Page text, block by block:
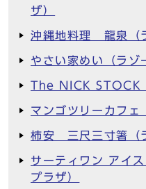
ザ）
沖縄地料理 龍泉（
やさい家めい（ラゾ
The NICK STOCK
マンゴツリーカフェ
柿安 三尺三寸箸（
サーティワン アイ
プラザ）